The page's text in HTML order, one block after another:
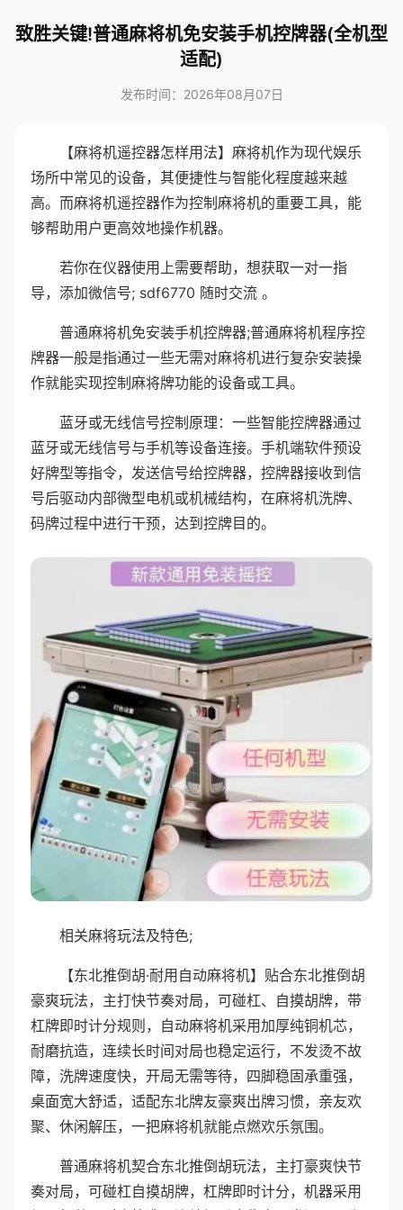
致胜关键!普通麻将机免安装手机控牌器(全机型
适配)
发布时间：2026年08月07日
【麻将机遥控器怎样用法】麻将机作为现代娱乐
场所中常见的设备，其便捷性与智能化程度越来越
高。而麻将机遥控器作为控制麻将机的重要工具，能
够帮助用户更高效地操作机器。
若你在仪器使用上需要帮助，想获取一对一指
导，添加微信号; sdf6770 随时交流 。
普通麻将机免安装手机控牌器;普通麻将机程序控
牌器一般是指通过一些无需对麻将机进行复杂安装操
作就能实现控制麻将牌功能的设备或工具。
蓝牙或无线信号控制原理：一些智能控牌器通过
蓝牙或无线信号与手机等设备连接。手机端软件预设
好牌型等指令，发送信号给控牌器，控牌器接收到信
号后驱动内部微型电机或机械结构，在麻将机洗牌、
码牌过程中进行干预，达到控牌目的。
相关麻将玩法及特色;
【东北推倒胡·耐用自动麻将机】贴合东北推倒胡
豪爽玩法，主打快节奏对局，可碰杠、自摸胡牌，带
杠牌即时计分规则，自动麻将机采用加厚纯铜机芯，
耐磨抗造，连续长时间对局也稳定运行，不发烫不故
障，洗牌速度快，开局无需等待，四脚稳固承重强，
桌面宽大舒适，适配东北牌友豪爽出牌习惯，亲友欢
聚、休闲解压，一把麻将机就能点燃欢乐氛围。
普通麻将机契合东北推倒胡玩法，主打豪爽快节
奏对局，可碰杠自摸胡牌，杠牌即时计分，机器采用